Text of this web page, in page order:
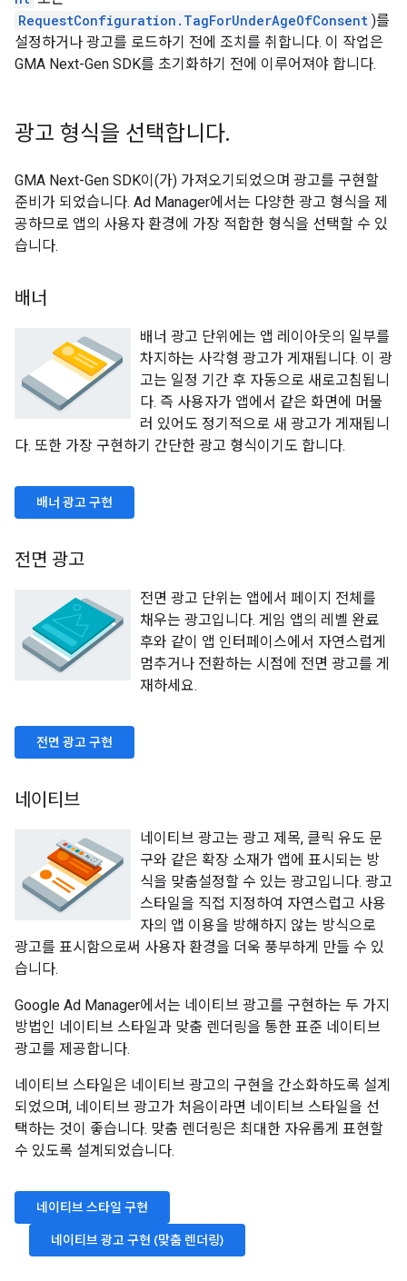
RequestConfiguration.TagForUnderAgeOfConsent )를
설정하거나 광고를 로드하기 전에 조치를 취합니다. 이 작업은
GMA Next-Gen SDK를 초기화하기 전에 이루어져야 합니다.
광고 형식을 선택합니다.
GMA Next-Gen SDK이(가) 가져오기되었으며 광고를 구현할
준비가 되었습니다. Ad Manager에서는 다양한 광고 형식을 제
공하므로 앱의 사용자 환경에 가장 적합한 형식을 선택할 수 있
습니다.
배너
배너 광고 단위에는 앱 레이아웃의 일부를
차지하는 사각형 광고가 게재됩니다. 이 광
고는 일정 기간 후 자동으로 새로고침됩니
다. 즉 사용자가 앱에서 같은 화면에 머물
러 있어도 정기적으로 새 광고가 게재됩니
다. 또한 가장 구현하기 간단한 광고 형식이기도 합니다.
배너 광고 구현
전면 광고
전면 광고 단위는 앱에서 페이지 전체를
채우는 광고입니다. 게임 앱의 레벨 완료
후와 같이 앱 인터페이스에서 자연스럽게
멈추거나 전환하는 시점에 전면 광고를 게
재하세요.
전면 광고 구현
네이티브
네이티브 광고는 광고 제목, 클릭 유도 문
구와 같은 확장 소재가 앱에 표시되는 방
식을 맞춤설정할 수 있는 광고입니다. 광고
스타일을 직접 지정하여 자연스럽고 사용
자의 앱 이용을 방해하지 않는 방식으로
광고를 표시함으로써 사용자 환경을 더욱 풍부하게 만들 수 있
습니다.
Google Ad Manager에서는 네이티브 광고를 구현하는 두 가지
방법인 네이티브 스타일과 맞춤 렌더링을 통한 표준 네이티브
광고를 제공합니다.
네이티브 스타일은 네이티브 광고의 구현을 간소화하도록 설계
되었으며, 네이티브 광고가 처음이라면 네이티브 스타일을 선
택하는 것이 좋습니다. 맞춤 렌더링은 최대한 자유롭게 표현할
수 있도록 설계되었습니다.
네이티브 스타일 구현
네이티브 광고 구현 (맞춤 렌더링)